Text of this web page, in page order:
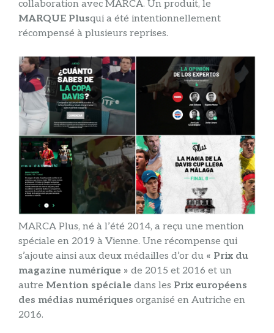
collaboration avec MARCA. Un produit, le
MARQUE Plusqui a été intentionnellement
récompensé à plusieurs reprises.
MARCA Plus, né à l’été 2014, a reçu une mention
spéciale en 2019 à Vienne. Une récompense qui
s’ajoute ainsi aux deux médailles d’or du « Prix du
magazine numérique » de 2015 et 2016 et un
autre Mention spéciale dans les Prix ​​européens
des médias numériques organisé en Autriche en
2016.